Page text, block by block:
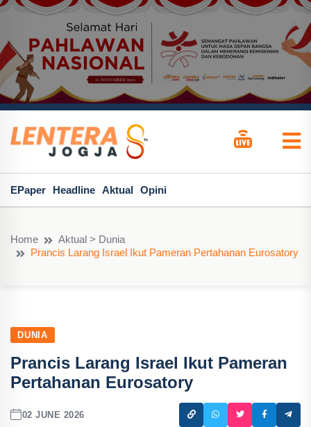
EPaper Headline Aktual Opini
Home
Aktual > Dunia
Prancis Larang Israel Ikut Pameran Pertahanan Eurosatory
DUNIA
Prancis Larang Israel Ikut Pameran
Pertahanan Eurosatory
02 JUNE 2026